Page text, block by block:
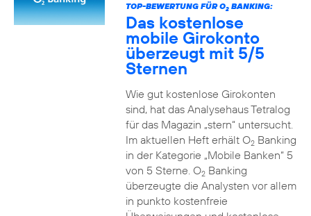
TOP-BEWERTUNG FÜR O2BANKING:
Das kostenlose
mobile Girokonto
überzeugt mit 5/5
Sternen
Wie gut kostenlose Girokonten
sind, hat das Analysehaus Tetralog
für das Magazin „stern“ untersucht.
Im aktuellen Heft erhält O2Banking
in der Kategorie „Mobile Banken“ 5
von 5 Sterne. O2Banking
überzeugte die Analysten vor allem
in punkto kostenfreie